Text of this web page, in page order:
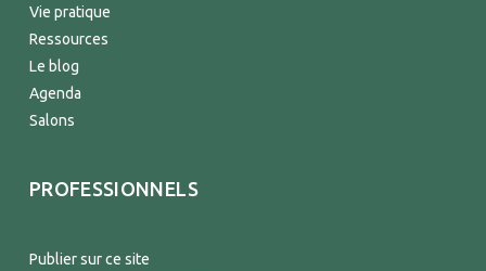
Vie pratique
Ressources
Le blog
Agenda
Salons
PROFESSIONNELS
Publier sur ce site